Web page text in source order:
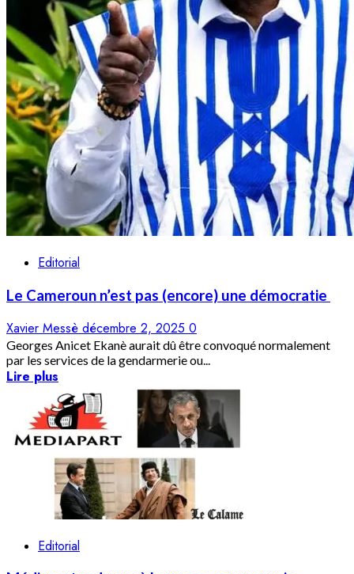
Editorial
Le Cameroun n’est pas (encore) une démocratie
Xavier Messè décembre 2, 2025 0
Georges Anicet Ekanè aurait dû être convoqué normalement
par les services de la gendarmerie ou...
Lire plus
Editorial